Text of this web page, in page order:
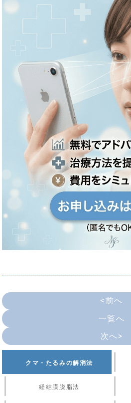
<前へ
一覧へ
次へ>
クマ・たるみの解消法
経結膜脱脂法